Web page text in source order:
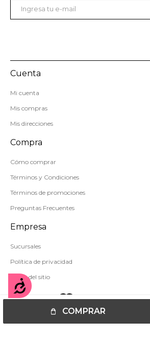
Accesibilidad
COMPRAR
Cuenta
Mi cuenta
Mis compras
Mis direcciones
Compra
Cómo comprar
Términos y Condiciones
Términos de promociones
Preguntas Frecuentes
Empresa
Sucursales
Política de privacidad
Mapa del sitio